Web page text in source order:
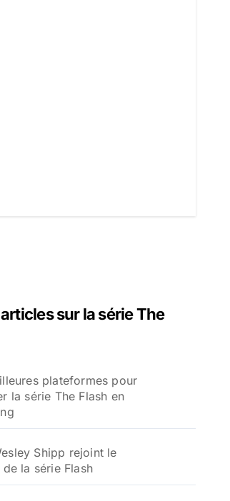
sur la série The
plateformes pour
la série The Flash en
Shipp rejoint le
la série Flash